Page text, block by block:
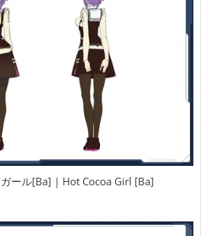
ール[Ba] | Hot Cocoa Girl [Ba]